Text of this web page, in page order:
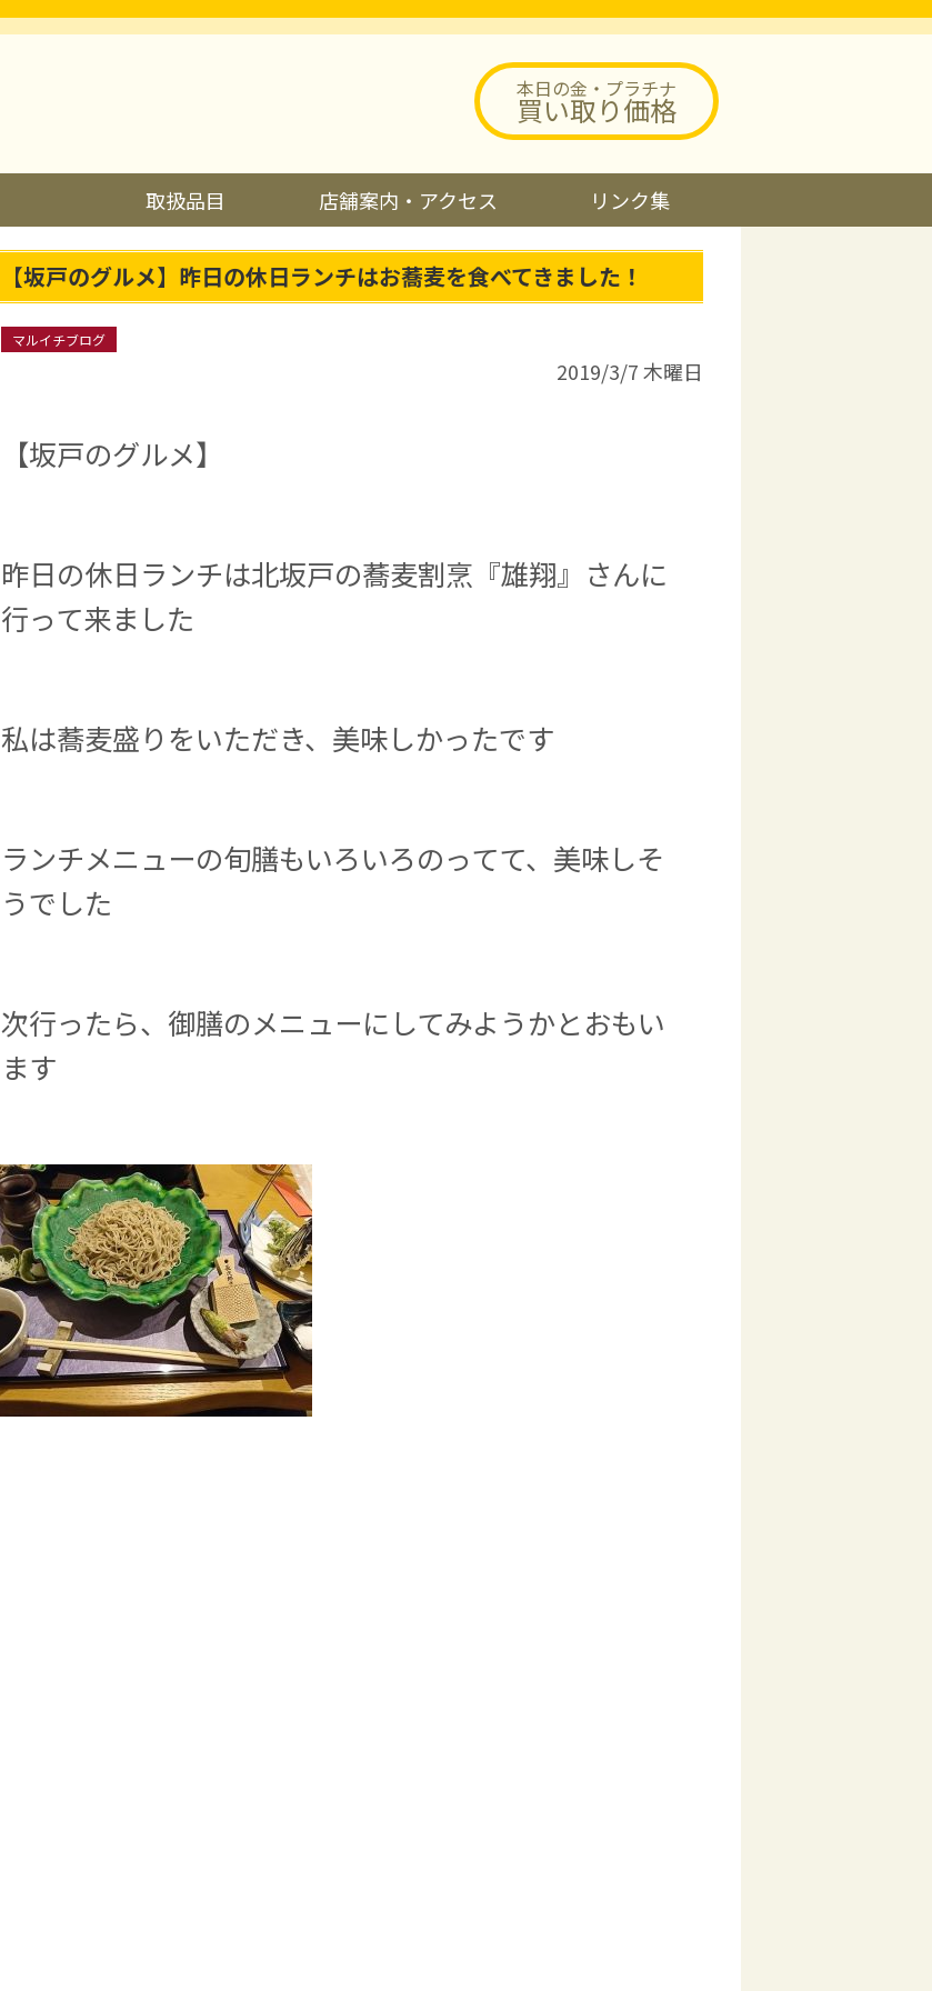
本日の金・プラチナ
買い取り価格
取扱品目 店舗案内・アクセス リンク集
【坂戸のグルメ】昨日の休日ランチはお蕎麦を食べてきました！
マルイチブログ
2019/3/7 木曜日
【坂戸のグルメ】
昨日の休日ランチは北坂戸の蕎麦割烹『雄翔』さんに
行って来ました
私は蕎麦盛りをいただき、美味しかったです
ランチメニューの旬膳もいろいろのってて、美味しそ
うでした
次行ったら、御膳のメニューにしてみようかとおもい
ます